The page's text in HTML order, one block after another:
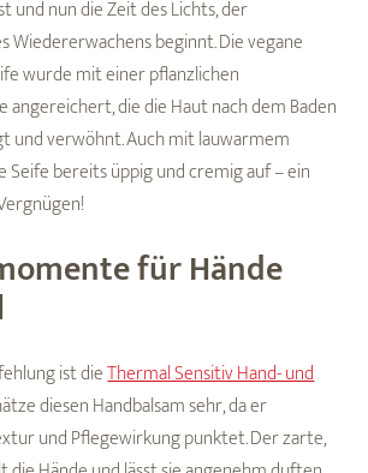
und nun die Zeit des Lichts, der
Wiedererwachens beginnt. Die vegane
wurde mit einer pflanzlichen
die die Haut nach dem Baden
und verwöhnt. Auch mit lauwarmem
Seife bereits üppig und cremig auf – ein
für Hände
ist dieThermal Sensitiv Hand- und
diesen Handbalsam sehr, da er
und Pflegewirkung punktet. Der zarte,